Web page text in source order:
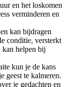
en het loskomen
verminderen en
kan bijdragen
conditie, versterkt
kan helpen bij
kun je de kans
geest te kalmeren.
je gedachten en